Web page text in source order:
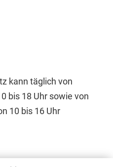
kann täglich von
bis 18 Uhr sowie von
10 bis 16 Uhr